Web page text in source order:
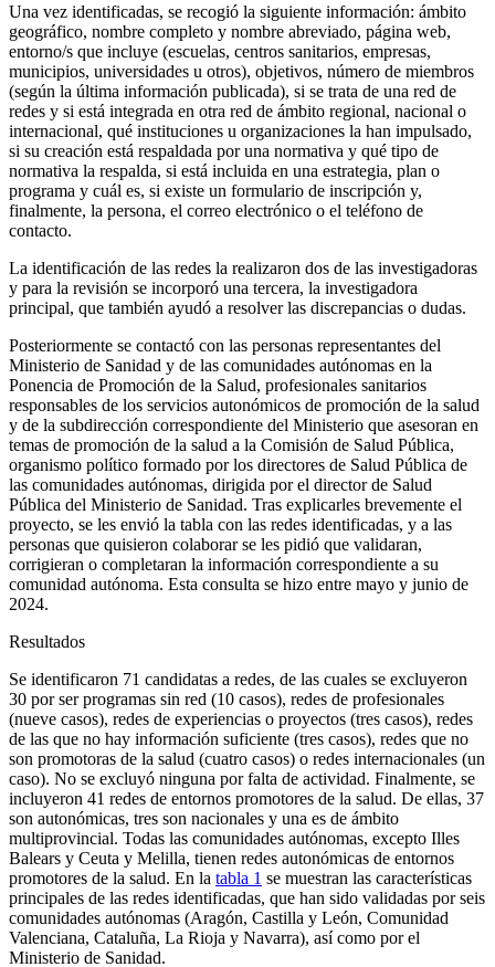
Una vez identificadas, se recogió la siguiente información: ámbito
geográfico, nombre completo y nombre abreviado, página web,
entorno/s que incluye (escuelas, centros sanitarios, empresas,
municipios, universidades u otros), objetivos, número de miembros
(según la última información publicada), si se trata de una red de
redes y si está integrada en otra red de ámbito regional, nacional o
internacional, qué instituciones u organizaciones la han impulsado,
si su creación está respaldada por una normativa y qué tipo de
normativa la respalda, si está incluida en una estrategia, plan o
programa y cuál es, si existe un formulario de inscripción y,
finalmente, la persona, el correo electrónico o el teléfono de
contacto.
La identificación de las redes la realizaron dos de las investigadoras
y para la revisión se incorporó una tercera, la investigadora
principal, que también ayudó a resolver las discrepancias o dudas.
Posteriormente se contactó con las personas representantes del
Ministerio de Sanidad y de las comunidades autónomas en la
Ponencia de Promoción de la Salud, profesionales sanitarios
responsables de los servicios autonómicos de promoción de la salud
y de la subdirección correspondiente del Ministerio que asesoran en
temas de promoción de la salud a la Comisión de Salud Pública,
organismo político formado por los directores de Salud Pública de
las comunidades autónomas, dirigida por el director de Salud
Pública del Ministerio de Sanidad. Tras explicarles brevemente el
proyecto, se les envió la tabla con las redes identificadas, y a las
personas que quisieron colaborar se les pidió que validaran,
corrigieran o completaran la información correspondiente a su
comunidad autónoma. Esta consulta se hizo entre mayo y junio de
2024.
Resultados
Se identificaron 71 candidatas a redes, de las cuales se excluyeron
30 por ser programas sin red (10 casos), redes de profesionales
(nueve casos), redes de experiencias o proyectos (tres casos), redes
de las que no hay información suficiente (tres casos), redes que no
son promotoras de la salud (cuatro casos) o redes internacionales (un
caso). No se excluyó ninguna por falta de actividad. Finalmente, se
incluyeron 41 redes de entornos promotores de la salud. De ellas, 37
son autonómicas, tres son nacionales y una es de ámbito
multiprovincial. Todas las comunidades autónomas, excepto Illes
Balears y Ceuta y Melilla, tienen redes autonómicas de entornos
promotores de la salud. En la tabla 1 se muestran las características
principales de las redes identificadas, que han sido validadas por seis
comunidades autónomas (Aragón, Castilla y León, Comunidad
Valenciana, Cataluña, La Rioja y Navarra), así como por el
Ministerio de Sanidad.